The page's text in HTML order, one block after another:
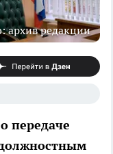
архив редакции
передаче